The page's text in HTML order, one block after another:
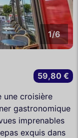
1/6
une croisière
gastronomique
imprenables
exquis dans
59,80 €